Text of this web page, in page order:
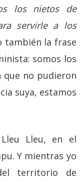
los nietos de
servirle a los
también la frase
somos los
que no pudieron
suya, estamos
Lleu, en el
Y mientras yo
territorio de